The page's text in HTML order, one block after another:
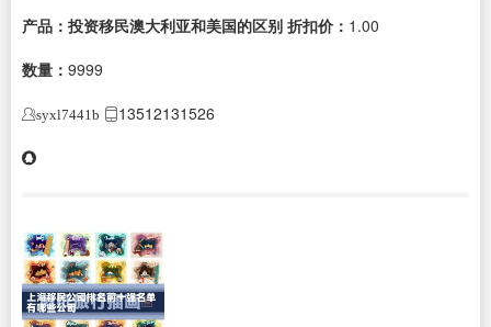
产品：投资移民澳大利亚和美国的区别 折扣价： 1.00
数量： 9999
syxl7441b 13512131526